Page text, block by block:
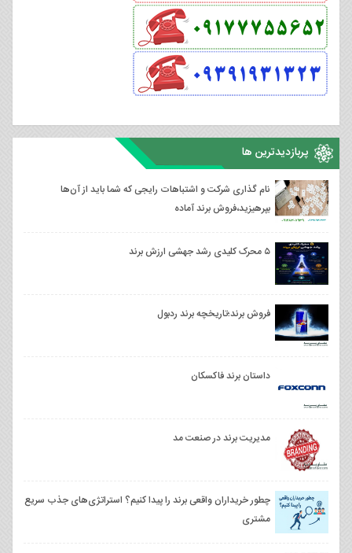
پربازدیدترین ها
نام گذاری شرکت و اشتباهات رایجی که شما باید از آن‌ها
بپرهیزید،فروش برند آماده
۵ محرک کلیدی رشد جهشی ارزش برند
فروش برند؛تاریخچه برند ردبول
داستان برند فاکسکان
مدیریت برند در صنعت مد
چطور خریداران واقعی برند را پیدا کنیم؟ استراتژی‌های جذب سریع
مشتری